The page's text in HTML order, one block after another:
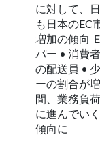
に対して、
も日本のEC
増加の傾向
パー • 消費
の配送員 •
ーの割合が
間、業務負
に進んでい
傾向に